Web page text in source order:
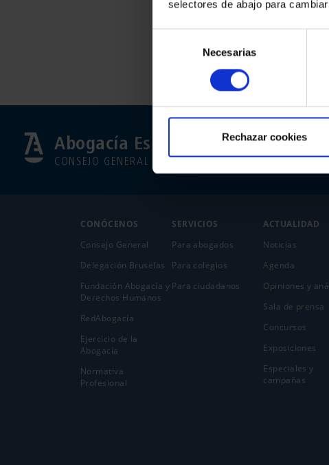
selectores de abajo para
consentimiento
Necesarias
Rechazar cookies
Abogacía Española
CONSEJO GENERAL
CONÓCENOS
Consejo General
Delegación Bruselas
Fundación Abogacía y
Derechos Humanos
RedAbogacía
Ejercicio de la
Abogací­a
Normativa
Profesional
SERVICIOS
Para abogados
Para colegios
Para ciudadanos
ACTUALIDAD
Noticias
Agenda
Opiniones y
Sala de prensa
Concursos
Exposiciones
Especiales y
campañas